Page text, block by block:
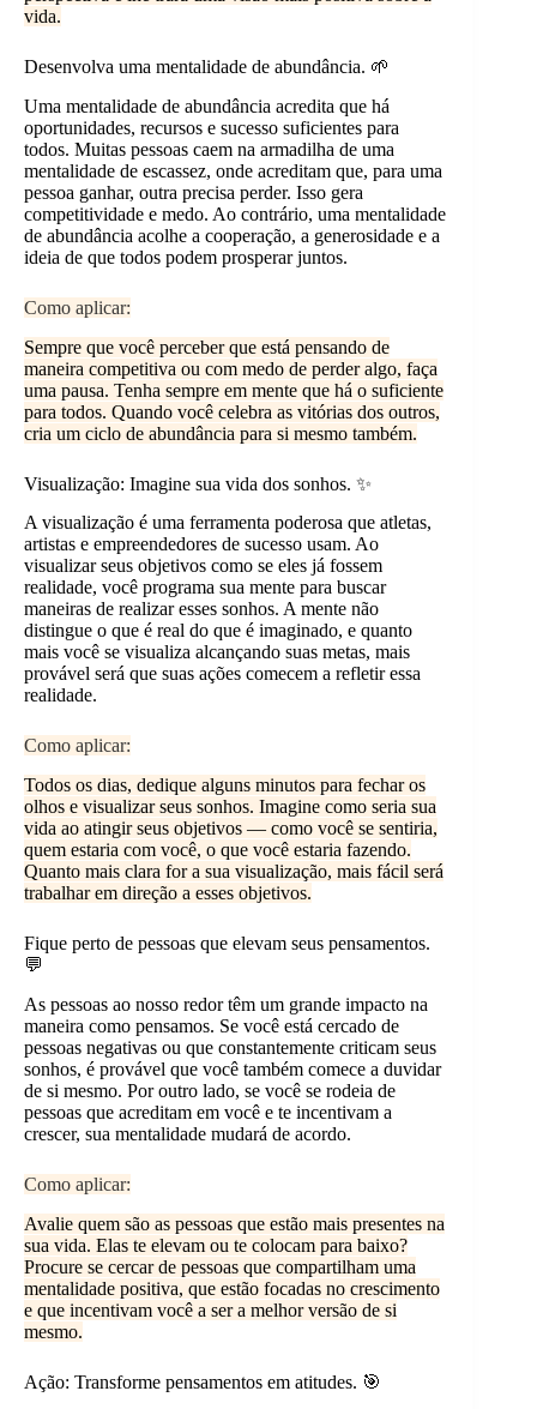
vida.
Desenvolva uma mentalidade de abundância. 🌱
Uma mentalidade de abundância acredita que há
oportunidades, recursos e sucesso suficientes para
todos. Muitas pessoas caem na armadilha de uma
mentalidade de escassez, onde acreditam que, para uma
pessoa ganhar, outra precisa perder. Isso gera
competitividade e medo. Ao contrário, uma mentalidade
de abundância acolhe a cooperação, a generosidade e a
ideia de que todos podem prosperar juntos.
Como aplicar:
Sempre que você perceber que está pensando de
maneira competitiva ou com medo de perder algo, faça
uma pausa. Tenha sempre em mente que há o suficiente
para todos. Quando você celebra as vitórias dos outros,
cria um ciclo de abundância para si mesmo também.
Visualização: Imagine sua vida dos sonhos. ✨
A visualização é uma ferramenta poderosa que atletas,
artistas e empreendedores de sucesso usam. Ao
visualizar seus objetivos como se eles já fossem
realidade, você programa sua mente para buscar
maneiras de realizar esses sonhos. A mente não
distingue o que é real do que é imaginado, e quanto
mais você se visualiza alcançando suas metas, mais
provável será que suas ações comecem a refletir essa
realidade.
Como aplicar:
Todos os dias, dedique alguns minutos para fechar os
olhos e visualizar seus sonhos. Imagine como seria sua
vida ao atingir seus objetivos — como você se sentiria,
quem estaria com você, o que você estaria fazendo.
Quanto mais clara for a sua visualização, mais fácil será
trabalhar em direção a esses objetivos.
Fique perto de pessoas que elevam seus pensamentos.
💬
As pessoas ao nosso redor têm um grande impacto na
maneira como pensamos. Se você está cercado de
pessoas negativas ou que constantemente criticam seus
sonhos, é provável que você também comece a duvidar
de si mesmo. Por outro lado, se você se rodeia de
pessoas que acreditam em você e te incentivam a
crescer, sua mentalidade mudará de acordo.
Como aplicar:
Avalie quem são as pessoas que estão mais presentes na
sua vida. Elas te elevam ou te colocam para baixo?
Procure se cercar de pessoas que compartilham uma
mentalidade positiva, que estão focadas no crescimento
e que incentivam você a ser a melhor versão de si
mesmo.
Ação: Transforme pensamentos em atitudes. 🎯